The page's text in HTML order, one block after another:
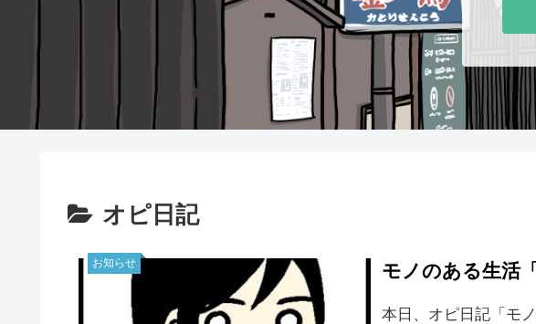
オピ日記
お知らせ モノのある生活
本日、オピ日記「モ